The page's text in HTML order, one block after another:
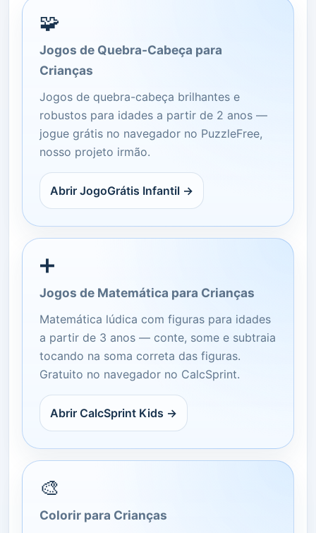
🧩
Jogos de Quebra-Cabeça para
Crianças
Jogos de quebra-cabeça brilhantes e
robustos para idades a partir de 2 anos —
jogue grátis no navegador no PuzzleFree,
nosso projeto irmão.
Abrir JogoGrátis Infantil →
➕
Jogos de Matemática para Crianças
Matemática lúdica com figuras para idades
a partir de 3 anos — conte, some e subtraia
tocando na soma correta das figuras.
Gratuito no navegador no CalcSprint.
Abrir CalcSprint Kids →
🎨
Colorir para Crianças